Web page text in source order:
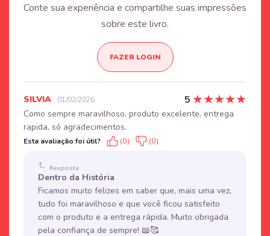
Conte sua experiência e compartilhe suas impressões
sobre este livro.
FAZER LOGIN
SILVIA 01/02/2026 5 ★★★★★
Como sempre maravilhoso, produto excelente, entrega
rapida, só agradecimentos.
Esta avaliação foi útil? (0) (0)
Resposta
Dentro da História
Ficamos muito felizes em saber que, mais uma vez,
tudo foi maravilhoso e que você ficou satisfeito
com o produto e a entrega rápida. Muito obrigada
pela confiança de sempre! 📖🥰